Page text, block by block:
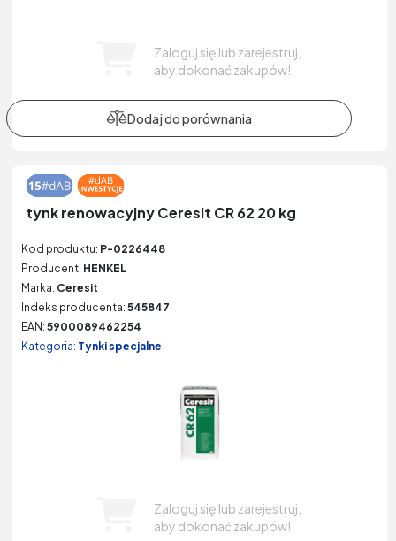
Zaloguj się lub zarejestruj,
aby dokonać zakupów!
tynk renowacyjny Ceresit CR 62 20 kg
Kod produktu: P-0226448
Producent: HENKEL
Marka: Ceresit
Indeks producenta: 545847
EAN: 5900089462254
Kategoria: Tynki specjalne
Zaloguj się lub zarejestruj,
aby dokonać zakupów!